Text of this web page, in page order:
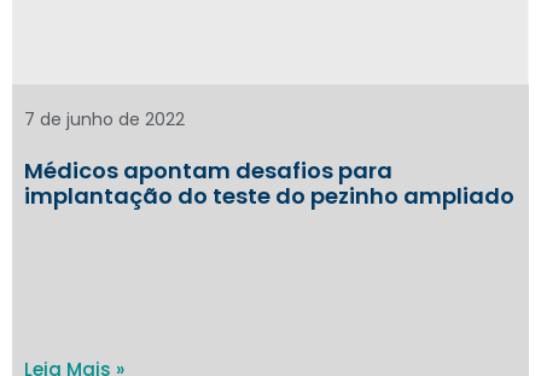
Médicos apontam desafios para
implantação do teste do pezinho ampliado
7 de junho de 2022
Leia Mais »